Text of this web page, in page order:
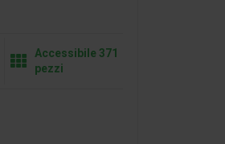
Accessibile 371
pezzi